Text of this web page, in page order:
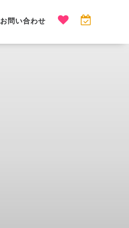
お問い合わせ